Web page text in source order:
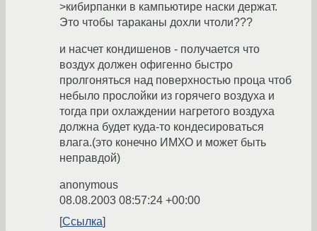
>кибирпанки в кампьютире наски держат.
Это чтобы тараканы дохли чтоли???
и насчет кондишенов - получается что
воздух должен офигенно быстро
пролгоняться над поверхностью проца чтоб
небыло прослойки из горячего воздуха и
тогда при охлаждении нагретого воздуха
должна будет куда-то кондесироваться
влага.(это конечно ИМХО и может быть
неправдой)
anonymous
08.08.2003 08:57:24 +00:00
Ссылка